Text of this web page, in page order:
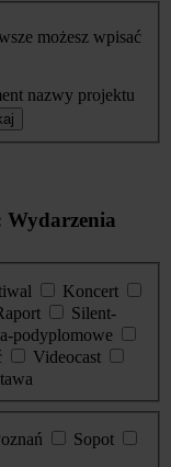
możesz wpisać
nazwy projektu
Wydarzenia
Koncert
Silent-
podyplomowe
Videocast
Sopot